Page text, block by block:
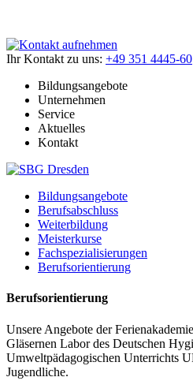
Ihr Kontakt zu uns: +49 351 4445-60
Bildungsangebote
Unternehmen
Service
Aktuelles
Kontakt
Bildungsangebote
Berufsabschluss
Weiterbildung
Meisterkurse
Fachspezialisierungen
Berufsorientierung
Berufsorientierung
Unsere Angebote der
Gläsernen Labor des Deutschen
Umweltpädagogischen Unterrichts
Jugendliche.